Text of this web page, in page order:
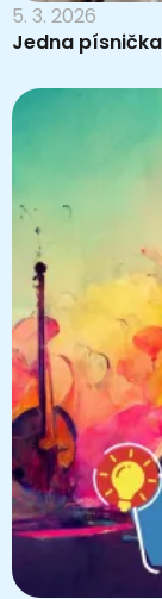
5. 3. 2026
Jedna